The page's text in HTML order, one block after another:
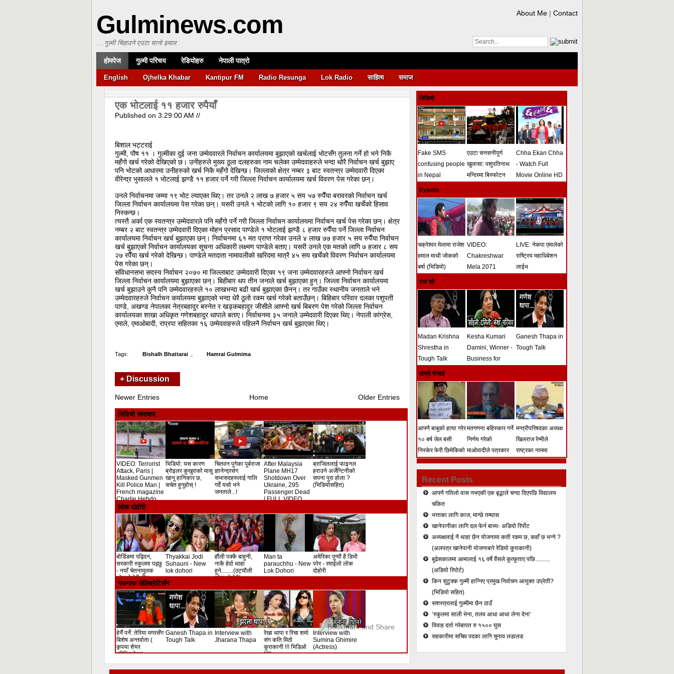
Gulminews.com
....गुल्मी चिहाउने एउटा सानो झ्याल
About Me | Contact
होमपेज गुल्मी परिचय रेडियोहरु नेपाली पात्रो
English Ojhelka Khabar Kantipur FM Radio Resunga Lok Radio साहित्य समाज
एक भोटलाई ११ हजार रुपैयाँ
Published on 3:29:00 AM //
बिशाल भट्टराई
गुल्मी, पौष ११ । गुल्मीका दुई जना उम्मेदवारले निर्वाचन कार्यालयमा बुझाएको खर्चलाई भोटसँग तुलना गर्ने हो भने निकै
महँगो खर्च गरेको देखिएको छ। उनीहरुले मुख्य ठूला दलहरुका नाम चलेका उम्मेदवाहरुले भन्दा थोरै निर्वाचन खर्च बुझाए
पनि भोटको आधारमा उनीहरुको खर्च निकै महँगो देखिन्छ। जिल्लाको क्षेत्र नम्बर ३ बाट स्वतन्त्र उम्मेदवारी दिएका
वीरेन्द्र भुसालले १ भोटलाई झण्डै ११ हजार पर्ने गरी जिल्ला निर्वाचन कार्यालयमा खर्च विवरण पेस गरेका छन्।
उनले निर्वाचनमा जम्मा १९ भोट ल्याएका थिए। तर उनले २ लाख ७ हजार ५ सय ५७ रुपैँया बरावरको निर्वाचन खर्च
जिल्ला निर्वाचन कार्यालयमा पेस गरेका छन्। यसरी उनले १ भोटको लागि १० हजार ९ सय २४ रुपैँया खर्चेको हिसाव
निस्कन्छ।
त्यस्तै अर्का एक स्वतन्त्र उम्मेदवारले पनि महँगो पर्ने गरी जिल्ला निर्वाचन कार्यालयमा निर्वाचन खर्च पेस गरेका छन्। क्षेत्र
नम्बर २ बाट स्वतन्त्र उम्मेदवारी दिएका मोहन प्रसाद पाण्डेले १ भोटलाई झण्डै ८ हजार रुपैँया पर्ने जिल्ला निर्वाचन
कार्यालयमा निर्वाचन खर्च बुझाएका छन्। निर्वाचनमा ६१ मत प्राप्त गरेका उनले ४ लाख ७७ हजार ५ सय रुपैँया निर्वाचन
खर्च बुझाएको निर्वाचन कार्यालयका सूचना अधिकारी लक्ष्मण पाण्डेले बताए। यसरी उनले एक मतको लागि ७ हजार ८ सय
२७ रपैँया खर्च गरेको देखिन्छ। पाण्डेले मतदाता नामावलीको खरिदमा मात्रै ४५ सय खर्चेको विवरण निर्वाचन कार्यालयमा
पेस गरेका छन्।
संविधानसभा सदस्य निर्वाचन २०७० मा जिल्लाबाट उम्मेदवारी दिएका १९ जना उम्मेदवारहरुले आफ्नो निर्वाचन खर्च
जिल्ला निर्वाचन कार्यालयमा बुझाएका छन्। बिहीबार थप तीन जनाले खर्च बुझाएका हुन्। जिल्ला निर्वाचन कार्यालयमा
खर्च बुझाउने कुनै पनि उम्मेदवारहरुले १० लाखभन्दा बढी खर्च बुझाएका छैनन्। तर गाउँका स्थानीय जनताले भने
उम्मेदवारहरुले निर्वाचन कर्यालयमा बुझाएको भन्दा धेरै ठूलो रकम खर्च गरेको बताउँछन्। बिहिबार परिवार दलका पशुपती
पाण्डे, अखण्ड नेपालका नेत्रबहादुर बस्नेत र खड्कबहादुर जीसीले आफ्नो खर्च बिबरण पेश गरेको जिल्ला निर्वाचन
कार्यालयका शाखा अधिकृत गणेशबहादुर थापाले बताए। निर्वाचनमा ३५ जनाले उम्मेदवारी दिएका थिए। नेपाली कांग्रेस,
एमाले, एमाओबादी, राप्रपा सहितका १६ उम्मेदवाहरुले पहिलनै निर्वाचन खर्च बुझाएका थिए।
Tags: Bishalh Bhattarai Hamrai Gulmima
+ Discussion
Newer Entries Older Entries
Home
भिडियो समाचार
VIDEO: Terrorist
Attack, Paris |
Masked Gunmen
Kill Police Man |
French magazine
Charlie Hebdo
Shooting
भिडियो: यस कारण
ब्रोइलर कुखुराको मासु
खानु हानिकार छ,
सचेत हुनुहोस् !
चितवन पुगेका पुर्बराजा
ज्ञानेन्द्रसंग
सभासदहरुलाई गालि
गर्देे यसो भने
जनताले...!
After Malaysia
Plane MH17
Shotdown Over
Ukraine, 295
Passenger Dead
! FULL VIDEO
ब्राजिललाई फाइनल
हराउने अर्जेन्टिनीको
सपना पुरा होला ?
(भिडियोसहित)
लोक दोहोरी
बोर्डिङमा पढ्दिन,
सरकारी स्कुलमा पढ्छु
- नयाँ चेतनामुलक
लोकदोहोरी गीत
Thyakkai Jodi
Suhauni - New
lok dohori
हौंली पक्कै बाहुनी,
नाकै हेर्दा थाहा
हुने........(ठट्यौली
लोक दोहोरी)
Man ta
parauchhu - New
Lok Dohori
अमेरिका पुग्यौ है डिभी
परेर - रमाईलो लोक
दोहोरी
गफगाफ सेलिब्रेटिसँग
हेर्नै पर्ने: तेरिया मगरसँग
बिशेष अन्तर्वाता (
कृपया शेयर
गरिदिनुहोला)
Ganesh Thapa in
Tough Talk
Interview with
Jharana Thapa
रेखा थापा र रिचा शर्मा
संग कति मिठो
कुराकानी !!! भिडिओ
!!!!!
Interview with
Sumina Ghimire
(Actress)
भिडियो
Fake SMS
confusing people
in Nepal
एउटा सनसनीपुर्ण
खुलासा: पशुपतिनाथ
मन्दिरमा बिस्फोटन
(भिडियो)
Chha Ekan Chha
- Watch Full
Movie Online HD
Events
चक्रेश्वर मेलामा राजेश
हमाल माथी जोकको
बर्षा (भिडियो)
VIDEO:
Chakreshwar
Mela 2071
LIVE: नेकपा एमालेको
राष्ट्रिय महाधिबेशन
लाईभ
टक शो
Madan Krishna
Shrestha in
Tough Talk
Kesha Kumari
Damini, Winner -
Business for
Tough Talk
Ganesh Thapa in
Tough Talk
हाम्रो रोजाई
आफ्नै बाबुको हत्या गरेर
१० बर्ष जेल बसी
निस्केर फेरी छिमेकिको
मतगणना बहिस्कार गर्ने
निर्णय गरेको
माओवादीले पत्रकार
मन्त्रीपरिषदका अध्यक्ष
खिलराज रेग्मीले
राष्ट्रका नाममा
Recent Posts
आफ्नै गतिलो वास नभएकी एक बृद्धाले चन्दा दिएपछि विद्यालय
चकित
भत्ताका लागि काज, मान्छे तम्घास
खानेपानीका लागि दल फेर्न बाध्यः अडियो रिर्पोट
अध्यक्षलाई नै थाहा छैन योजनामा कती रकम छ, कहाँ छ भन्ने ?
(अलपत्र खानेपानी योजनाबारे रेडियो कुराकानी)
बुढेसकालमा आमालाई १६ वर्षे वैंसले कुत्कुताए पछि..........
(अडियो रिपोर्ट)
किन सुटुक्क गुल्मी हान्निए प्रमुख निर्वाचन आयुक्त उप्रेती?
(भिडियो सहित)
सशस्त्रलाई गुल्मीमा छैन ठाउँ
‘स्कुलमा साली भेना, तलव आधा आधा लेना देना’
विवाह दर्ता गरेबापत रु १५०० घुस
सहकारीमा सचिव पदका लागि चुनाव लडालड